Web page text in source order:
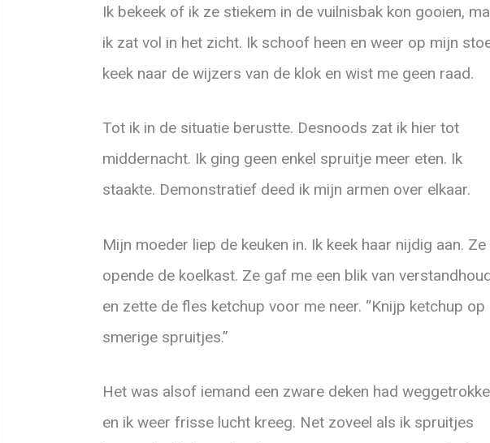
Ik bekeek of ik ze stiekem in de vuilnisbak kon gooien,
ik zat vol in het zicht. Ik schoof heen en weer op mijn
keek naar de wijzers van de klok en wist me geen raad.
Tot ik in de situatie berustte. Desnoods zat ik hier tot
middernacht. Ik ging geen enkel spruitje meer eten. Ik
staakte. Demonstratief deed ik mijn armen over elkaar.
Mijn moeder liep de keuken in. Ik keek haar nijdig aan. Ze
opende de koelkast. Ze gaf me een blik van
en zette de fles ketchup voor me neer. “Knijp ketchup op
smerige spruitjes.”
Het was alsof iemand een zware deken had
en ik weer frisse lucht kreeg. Net zoveel als ik spruitjes